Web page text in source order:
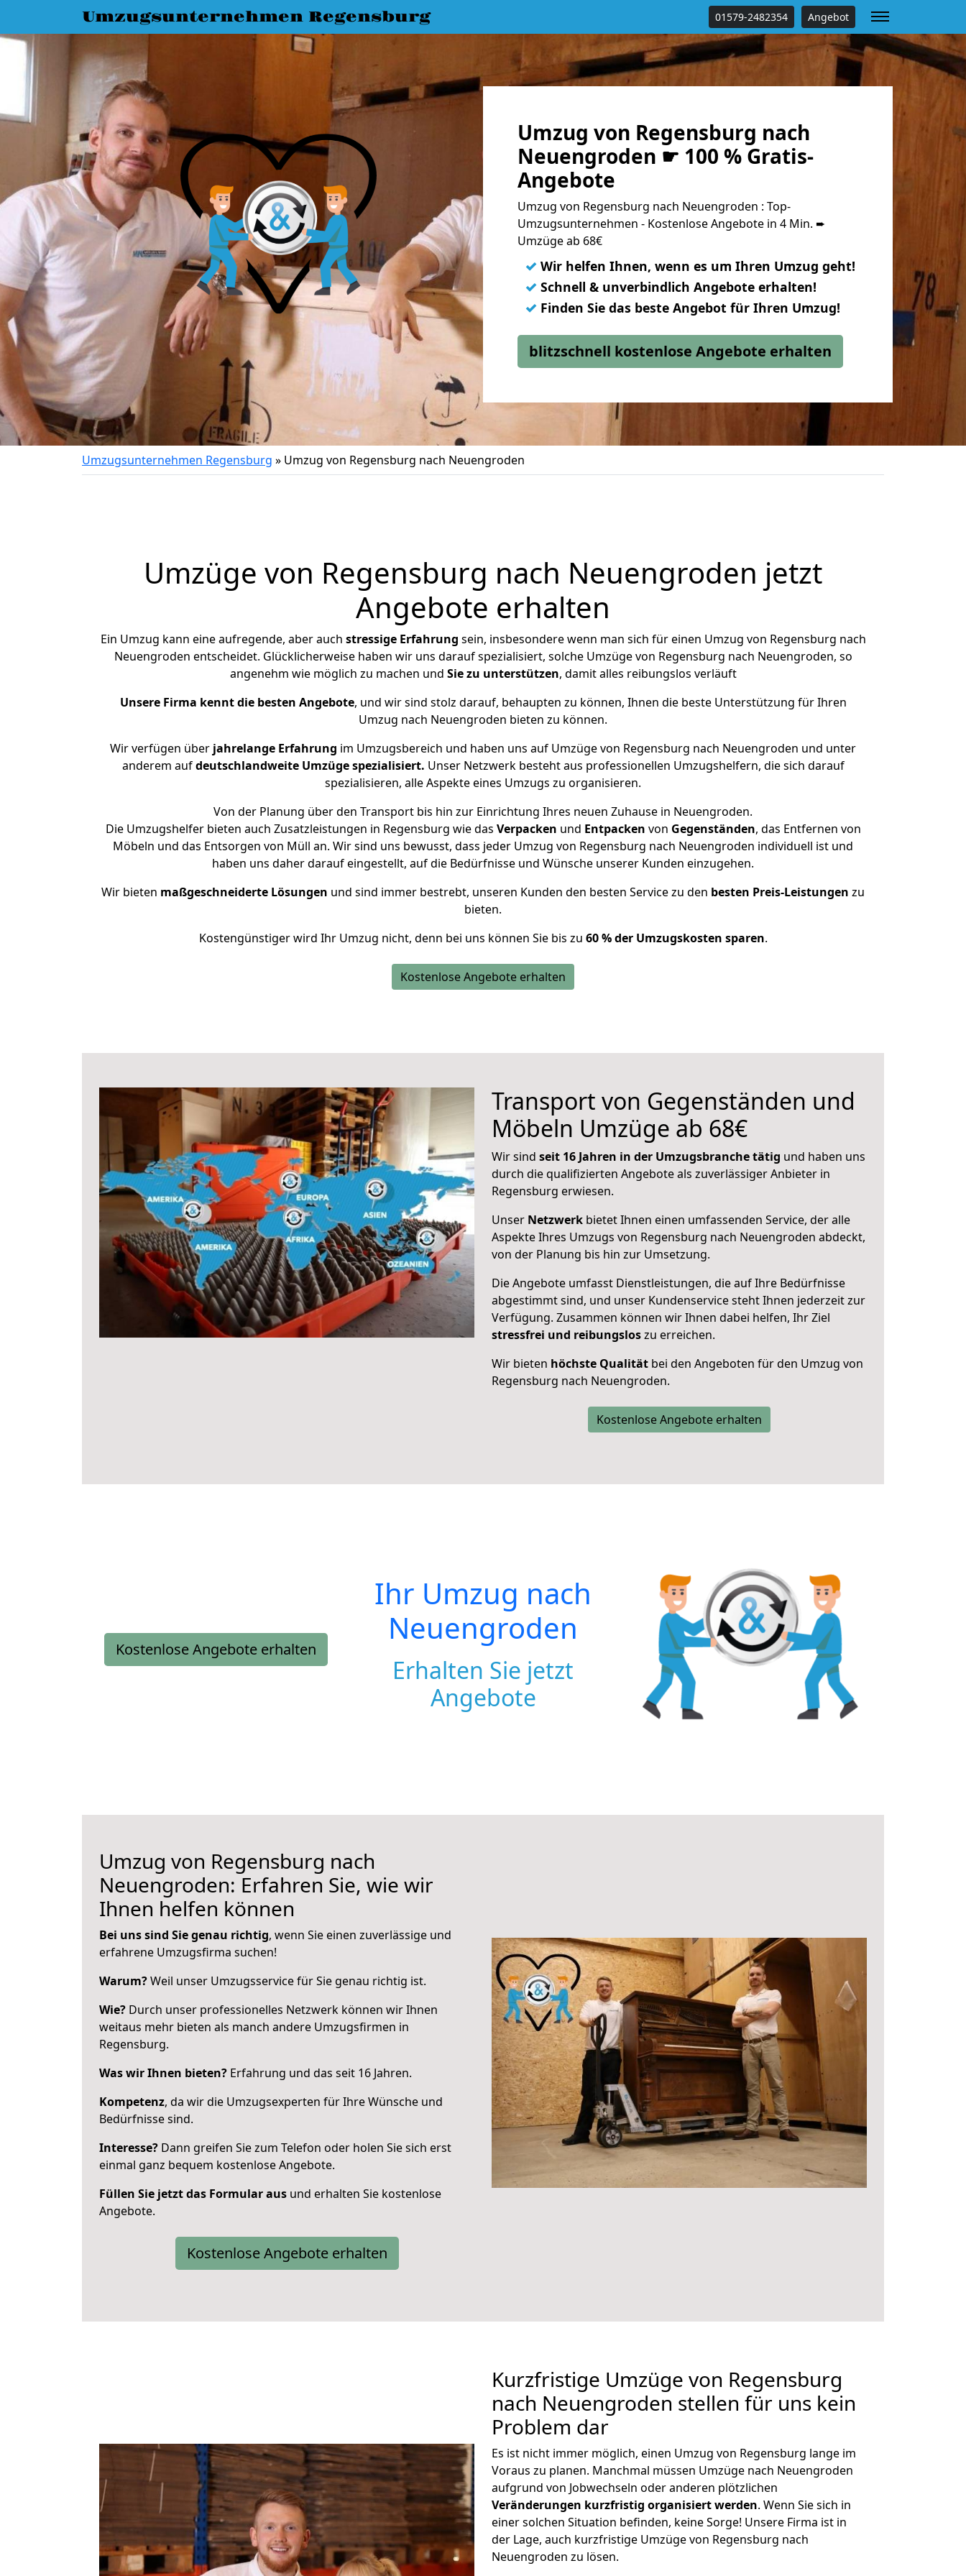
Umzugsunternehmen Regensburg 01579-2482354 Angebot
Umzug von Regensburg nach
Neuengroden ☛ 100 % Gratis-
Angebote
Umzug von Regensburg nach Neuengroden : Top-
Umzugsunternehmen - Kostenlose Angebote in 4 Min. ➨
Umzüge ab 68€
✓ Wir helfen Ihnen, wenn es um Ihren Umzug geht!
✓ Schnell & unverbindlich Angebote erhalten!
✓ Finden Sie das beste Angebot für Ihren Umzug!
blitzschnell kostenlose Angebote erhalten
Umzugsunternehmen Regensburg » Umzug von Regensburg nach Neuengroden
Umzüge von Regensburg nach Neuengroden jetzt
Angebote erhalten
Ein Umzug kann eine aufregende, aber auch stressige Erfahrung sein, insbesondere wenn man sich für einen Umzug von Regensburg nach
Neuengroden entscheidet. Glücklicherweise haben wir uns darauf spezialisiert, solche Umzüge von Regensburg nach Neuengroden, so
angenehm wie möglich zu machen und Sie zu unterstützen, damit alles reibungslos verläuft
Unsere Firma kennt die besten Angebote, und wir sind stolz darauf, behaupten zu können, Ihnen die beste Unterstützung für Ihren
Umzug nach Neuengroden bieten zu können.
Wir verfügen über jahrelange Erfahrung im Umzugsbereich und haben uns auf Umzüge von Regensburg nach Neuengroden und unter
anderem aufdeutschlandweite Umzüge spezialisiert. Unser Netzwerk besteht aus professionellen Umzugshelfern, die sich darauf
spezialisieren, alle Aspekte eines Umzugs zu organisieren.
Von der Planung über den Transport bis hin zur Einrichtung Ihres neuen Zuhause in Neuengroden.
Die Umzugshelfer bieten auch Zusatzleistungen in Regensburg wie das Verpacken und Entpacken von Gegenständen, das Entfernen von
Möbeln und das Entsorgen von Müll an. Wir sind uns bewusst, dass jeder Umzug von Regensburg nach Neuengroden individuell ist und
haben uns daher darauf eingestellt, auf die Bedürfnisse und Wünsche unserer Kunden einzugehen.
Wir bieten maßgeschneiderte Lösungen und sind immer bestrebt, unseren Kunden den besten Service zu den besten Preis-Leistungen zu
bieten.
Kostengünstiger wird Ihr Umzug nicht, denn bei uns können Sie bis zu 60 % der Umzugskosten sparen.
Kostenlose Angebote erhalten
Transport von Gegenständen und
Möbeln Umzüge ab 68€
Wir sind seit 16 Jahren in der Umzugsbranche tätig und haben uns
durch die qualifizierten Angebote als zuverlässiger Anbieter in
Regensburg erwiesen.
Unser Netzwerk bietet Ihnen einen umfassenden Service, der alle
Aspekte Ihres Umzugs von Regensburg nach Neuengroden abdeckt,
von der Planung bis hin zur Umsetzung.
Die Angebote umfasst Dienstleistungen, die auf Ihre Bedürfnisse
abgestimmt sind, und unser Kundenservice steht Ihnen jederzeit zur
Verfügung. Zusammen können wir Ihnen dabei helfen, Ihr Ziel
stressfrei und reibungsloszu erreichen.
Wir bieten höchste Qualität bei den Angeboten für den Umzug von
Regensburg nach Neuengroden.
Kostenlose Angebote erhalten
Kostenlose Angebote erhalten
Ihr Umzug nach
Neuengroden
Erhalten Sie jetzt
Angebote
Umzug von Regensburg nach
Neuengroden: Erfahren Sie, wie wir
Ihnen helfen können
Bei uns sind Sie genau richtig, wenn Sie einen zuverlässige und
erfahrene Umzugsfirma suchen!
Warum?Weil unser Umzugsservice für Sie genau richtig ist.
Wie? Durch unser professionelles Netzwerk können wir Ihnen
weitaus mehr bieten als manch andere Umzugsfirmen in
Regensburg.
Was wir Ihnen bieten? Erfahrung und das seit 16 Jahren.
Kompetenz, da wir die Umzugsexperten für Ihre Wünsche und
Bedürfnisse sind.
Interesse? Dann greifen Sie zum Telefon oder holen Sie sich erst
einmal ganz bequem kostenlose Angebote.
Füllen Sie jetzt das Formular aus und erhalten Sie kostenlose
Angebote.
Kostenlose Angebote erhalten
Kurzfristige Umzüge von Regensburg
nach Neuengroden stellen für uns kein
Problem dar
Es ist nicht immer möglich, einen Umzug von Regensburg lange im
Voraus zu planen. Manchmal müssen Umzüge nach Neuengroden
aufgrund von Jobwechseln oder anderen plötzlichen
Veränderungen kurzfristig organisiert werden. Wenn Sie sich in
einer solchen Situation befinden, keine Sorge! Unsere Firma ist in
der Lage, auch kurzfristige Umzüge von Regensburg nach
Neuengroden zu lösen.